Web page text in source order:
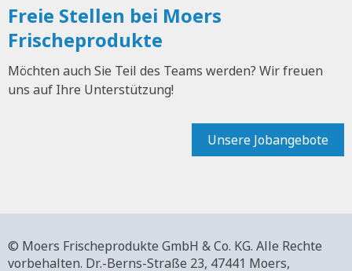
Freie Stellen bei Moers
Frischeprodukte
Möchten auch Sie Teil des Teams werden? Wir freuen
uns auf Ihre Unterstützung!
Unsere Jobangebote
© Moers Frischeprodukte GmbH & Co. KG. Alle Rechte
vorbehalten. Dr.-Berns-Straße 23, 47441 Moers,